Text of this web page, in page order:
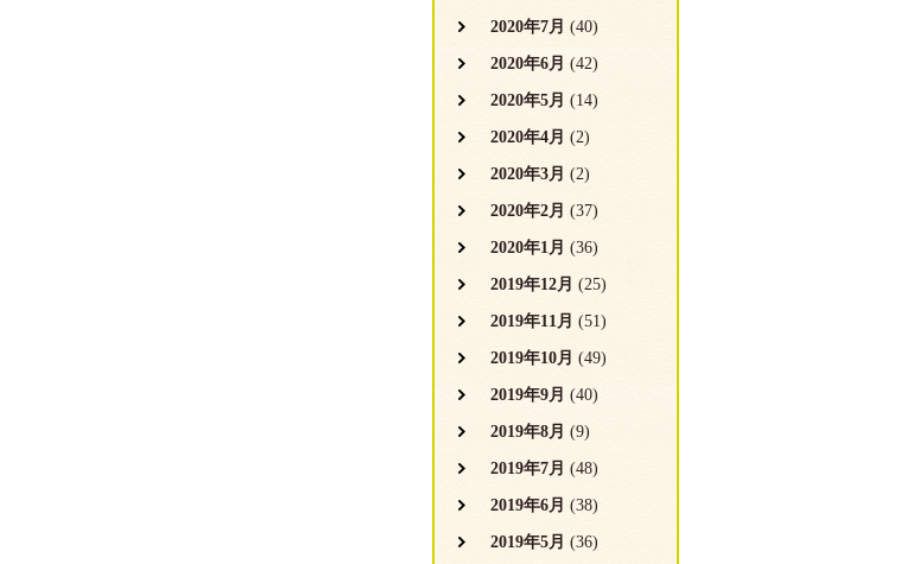
2020年7月 (40)
2020年6月 (42)
2020年5月 (14)
2020年4月 (2)
2020年3月 (2)
2020年2月 (37)
2020年1月 (36)
2019年12月 (25)
2019年11月 (51)
2019年10月 (49)
2019年9月 (40)
2019年8月 (9)
2019年7月 (48)
2019年6月 (38)
2019年5月 (36)